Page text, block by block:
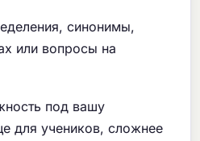
синонимы,
или вопросы на
под вашу
для учеников, сложнее